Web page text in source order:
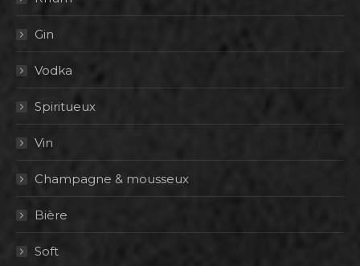
Gin
Vodka
Spiritueux
Vin
Champagne & mousseux
Bière
Soft